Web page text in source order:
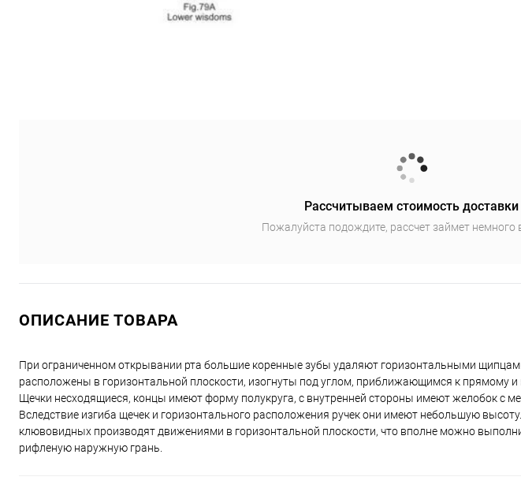
Рассчитываем стоимость доставки
Пожалуйста подождите, рассчет займет немного
ОПИСАНИЕ ТОВАРА
При ограниченном открывании рта большие коренные зубы удаляют горизонтальными
расположены в горизонтальной плоскости, изогнуты под углом, приближающимся к прямому и
Щечки несходящиеся, концы имеют форму полукруга, с внутренней стороны имеют желобок с
Вследствие изгиба щечек и горизонтального расположения ручек они имеют небольшую
клювовидных производят движениями в горизонтальной плоскости, что вполне можно
рифленую наружную грань.